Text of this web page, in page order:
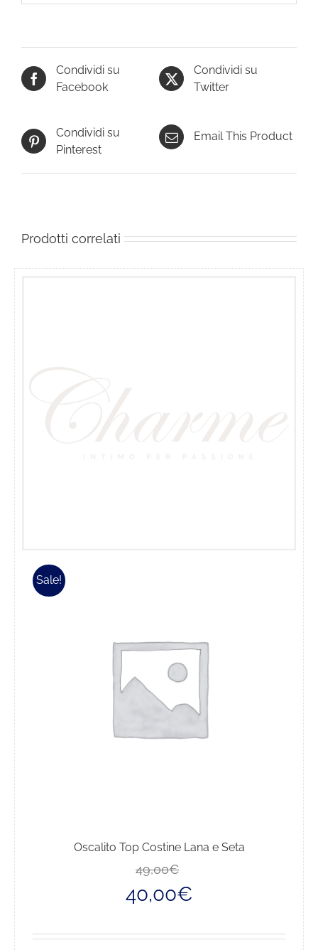
Condividi su
Facebook
Condividi su
Twitter
Condividi su
Pinterest
Email This Product
Prodotti correlati
Sale!
Oscalito Top Costine Lana e Seta
49,00€
40,00€